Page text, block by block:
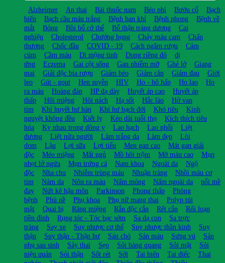
Alzheimer An thai Bài thuốc nam Béo phì Bướu cổ
Bạch
biến
Bạch cầu máu trắng Bệnh ban khỉ Bệnh phong
Bệnh về
mắt
Bỏng Bồi bổ cở thể Bổ thận tráng dương
Cai
nghiện
Cholesterol Chướng bụng Chảy máu cam
Chấn
thương
Chốc đầu COVID - 19 Cách ngâm rượu
Cảm
cúm
Cầm máu Di mộng tinh Dong riềng đỏ
dị
ứng
Eczema Gai cột sống Gan nhiễm mỡ Ghẻ lở
Giang
mai
Giải độc bia rượu Giảm béo Giảm cân Giảm đau
Giời
leo
Gút - gout Hen suyễn HIV Ho - hô hấp Ho lao
Ho
ra máu
Hoàng đản HP dạ dày Huyết áp cao
Huyết áp
thấp
Hôi miệng Hôi nách Hạ sốt Hắc lào
Hở van
tim
Khí huyết hư hàn Khí hư bạch đới Khó tiêu
Kinh
nguyệt không đều
Kiết lỵ Kéo dài tuổi thọ
Kích thích tiêu
hóa
Kỵ nhau trong đông y Lao hạch Lao phổi
Liệt
dương
Liệt nửa người Làm trắng da Làm đẹp
Lòi
dom
Lậu Lợi sữa Lợi tiểu Men gan cao
Mát gan giải
độc
Méo miệng Mất ngủ Mồ hôi trộm Mỡ máu cao
Mụn
nhọt lở ngứa
Mụn trứng cá Nam khoa Ngoài da
Ngộ
độc
Nha chu Nhiễm trùng máu Nhuận tràng
Nhồi máu cơ
tim
Nám da Nôn ra máu Nấm móng Nấm ngoài da
nổi mề
đay
Nứt kẽ hậu môn Parkinson Phong thấp
Phòng
bệnh
Phù nề Phụ khoa Phụ nữ mang thai
Polyp túi
mật
Quai bị Răng miệng Rắn độc cắn Rết cắn
Rối loạn
tiền đình
Rụng tóc - Tóc bạc sớm Sa dạ con
Sa trực
tràng
Say xe Suy nhược cơ thể Suy nhược thần kinh
Suy
thận
Suy thận - Thận hư Sán chó Sán máu Sưng vú
Sản
phụ sau sinh
Sảy thai Sẹo Sỏi bàng quang Sỏi mật
Sỏi
niệu quản
Sỏi thận Sốt rét Sởi Tai biến Tai điếc
Thai